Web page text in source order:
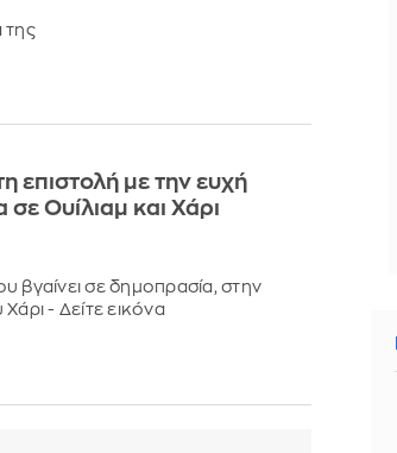
της
επιστολή με την ευχή
Ουίλιαμ και Χάρι
βγαίνει σε δημοπρασία, στην
- Δείτε εικόνα